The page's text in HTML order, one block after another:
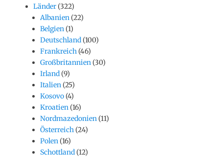
Länder (322)
Albanien (22)
Belgien (1)
Deutschland (100)
Frankreich (46)
Großbritannien (30)
Irland (9)
Italien (25)
Kosovo (4)
Kroatien (16)
Nordmazedonien (11)
Österreich (24)
Polen (16)
Schottland (12)